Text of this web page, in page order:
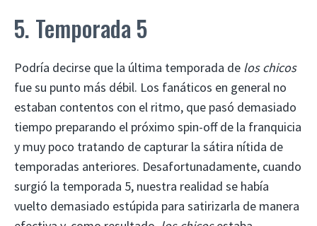
5. Temporada 5
Podría decirse que la última temporada de los chicos
fue su punto más débil. Los fanáticos en general no
estaban contentos con el ritmo, que pasó demasiado
tiempo preparando el próximo spin-off de la franquicia
y muy poco tratando de capturar la sátira nítida de
temporadas anteriores. Desafortunadamente, cuando
surgió la temporada 5, nuestra realidad se había
vuelto demasiado estúpida para satirizarla de manera